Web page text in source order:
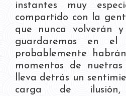
instantes muy
compartido con la
que nunca volverán y
guardaremos en el
probablemente
momentos de
lleva detrás un
carga de